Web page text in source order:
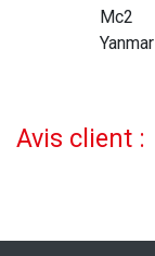
Mc2
Yanmar
Avis client :